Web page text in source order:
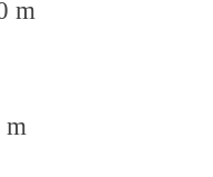
m
m